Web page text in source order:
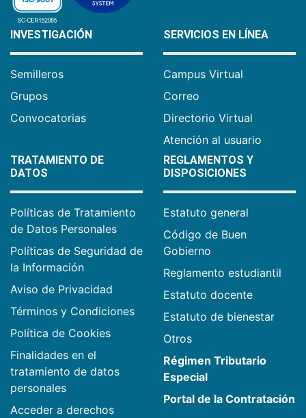
INVESTIGACIÓN
Semilleros
Grupos
Convocatorias
SERVICIOS EN LÍNEA
Campus Virtual
Correo
Directorio Virtual
Atención al usuario
TRATAMIENTO DE
DATOS
Políticas de Tratamiento
de Datos Personales
Políticas de Seguridad de
la Información
Aviso de Privacidad
Términos y Condiciones
Política de Cookies
Finalidades en el
tratamiento de datos
personales
Acceder a derechos
REGLAMENTOS Y
DISPOSICIONES
Estatuto general
Código de Buen
Gobierno
Reglamento estudiantil
Estatuto docente
Estatuto de bienestar
Otros
Régimen Tributario
Especial
Portal de la Contratación